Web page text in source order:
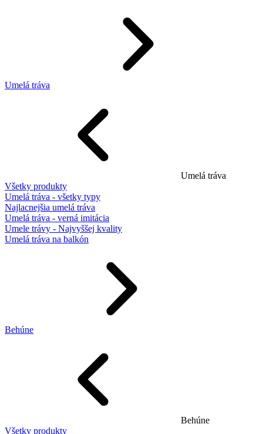
Umelá tráva
Umelá tráva
Všetky produkty
Umelá tráva - všetky typy
Najlacnejšia umelá tráva
Umelá tráva - verná imitácia
Umele trávy - Najvyššej kvality
Umelá tráva na balkón
Behúne
Behúne
Všetky produkty